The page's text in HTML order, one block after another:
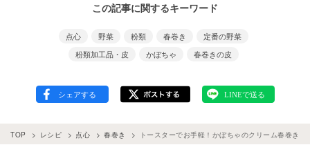
この記事に関するキーワード
点心 野菜 粉類 春巻き
定番の野菜
粉類加工品・皮
かぼちゃ 春巻きの皮
TOP レシピ 点心 春巻き トースターでお手軽！かぼちゃのクリーム春巻き